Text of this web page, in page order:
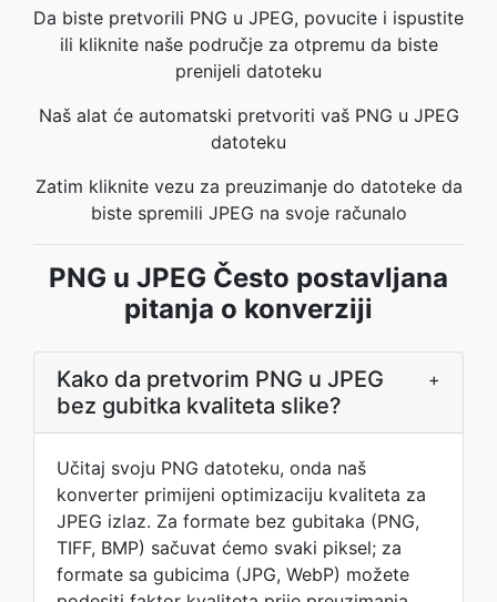
Da biste pretvorili PNG u JPEG, povucite i ispustite
ili kliknite naše područje za otpremu da biste
prenijeli datoteku
Naš alat će automatski pretvoriti vaš PNG u JPEG
datoteku
Zatim kliknite vezu za preuzimanje do datoteke da
biste spremili JPEG na svoje računalo
PNG u JPEG Često postavljana
pitanja o konverziji
Kako da pretvorim PNG u JPEG
bez gubitka kvaliteta slike?
+
Učitaj svoju PNG datoteku, onda naš
konverter primijeni optimizaciju kvaliteta za
JPEG izlaz. Za formate bez gubitaka (PNG,
TIFF, BMP) sačuvat ćemo svaki piksel; za
formate sa gubicima (JPG, WebP) možete